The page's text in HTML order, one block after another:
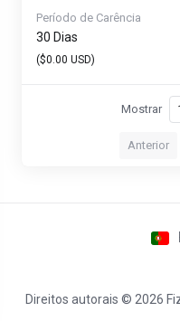
Período de Carência
30 Dias
($0.00 USD)
Anterior
Mostrar
Direitos autorais © 2026